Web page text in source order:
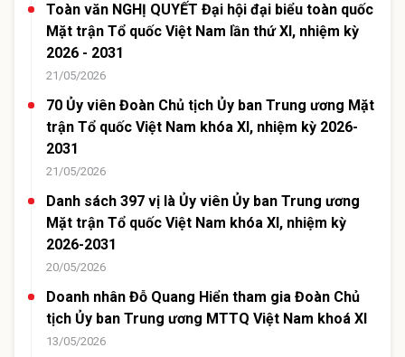
Toàn văn NGHỊ QUYẾT Đại hội đại biểu toàn quốc
Mặt trận Tổ quốc Việt Nam lần thứ XI, nhiệm kỳ
2026 - 2031
21/05/2026
70 Ủy viên Đoàn Chủ tịch Ủy ban Trung ương Mặt
trận Tổ quốc Việt Nam khóa XI, nhiệm kỳ 2026-
2031
21/05/2026
Danh sách 397 vị là Ủy viên Ủy ban Trung ương
Mặt trận Tổ quốc Việt Nam khóa XI, nhiệm kỳ
2026-2031
20/05/2026
Doanh nhân Đỗ Quang Hiển tham gia Đoàn Chủ
tịch Ủy ban Trung ương MTTQ Việt Nam khoá XI
13/05/2026